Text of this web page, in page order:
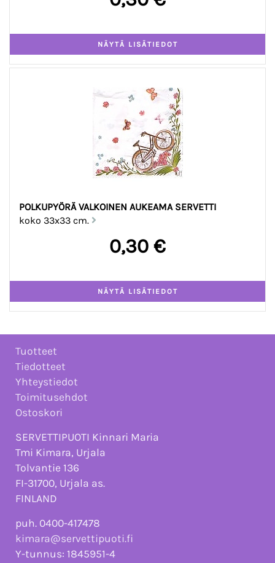
POLKUPYÖRÄ VALKOINEN AUKEAMA SERVETTI
koko 33x33 cm.
0,30 €
Tuotteet
Tiedotteet
Yhteystiedot
Toimitusehdot
Ostoskori
SERVETTIPUOTI Kinnari Maria
Tmi Kimara, Urjala
Tolvantie 136
FI-31700, Urjala as.
FINLAND
puh. 0400-417478
kimara@servettipuoti.fi
Y-tunnus: 1845951-4